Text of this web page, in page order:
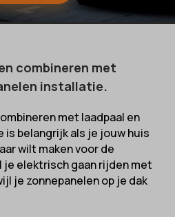
combineren met
installatie.
met laadpaal en
belangrijk als je jouw huis
wilt maken voor de
elektrisch gaan rijden met
je zonnepanelen op je dak